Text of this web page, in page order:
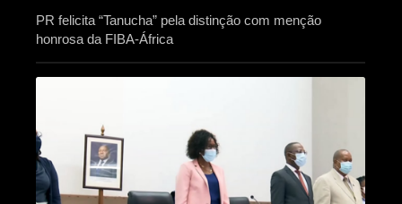
PR felicita “Tanucha” pela distinção com menção
honrosa da FIBA-África